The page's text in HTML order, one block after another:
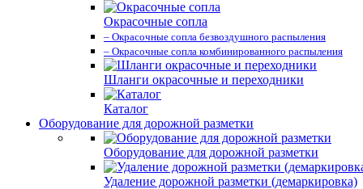
Окрасочные сопла
– Окрасочные сопла безвоздушного распыления
– Окрасочные сопла комбинированного распыления
Шланги окрасочные и переходники
Каталог
Оборудование для дорожной разметки
Оборудование для дорожной разметки
Удаление дорожной разметки (демаркировка)